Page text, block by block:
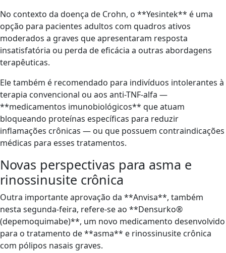
No contexto da doença de Crohn, o **Yesintek** é uma
opção para pacientes adultos com quadros ativos
moderados a graves que apresentaram resposta
insatisfatória ou perda de eficácia a outras abordagens
terapêuticas.
Ele também é recomendado para indivíduos intolerantes à
terapia convencional ou aos anti-TNF-alfa —
**medicamentos imunobiológicos** que atuam
bloqueando proteínas específicas para reduzir
inflamações crônicas — ou que possuem contraindicações
médicas para esses tratamentos.
Novas perspectivas para asma e
rinossinusite crônica
Outra importante aprovação da **Anvisa**, também
nesta segunda-feira, refere-se ao **Densurko®
(depemoquimabe)**, um novo medicamento desenvolvido
para o tratamento de **asma** e rinossinusite crônica
com pólipos nasais graves.